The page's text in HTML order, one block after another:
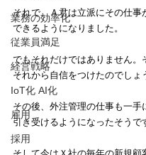
業務の効率化
従業員満足
経営戦略
IoT化 AI化
雇用
採用
それで、Ａ君は立派にその仕事
できるようになりました。
でもそれだけではありません。
それから自信をつけたのでしょ
その後、外注管理の仕事も一手
引き受けるようになったそうで